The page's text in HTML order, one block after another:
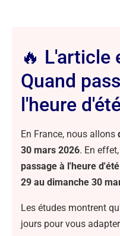
🔥 L'article
Quand
l'heure
En France, nous allons
30 mars 2026. En
passage à l'heure
29 au dimanche 30
Les études montrent
jours pour vous